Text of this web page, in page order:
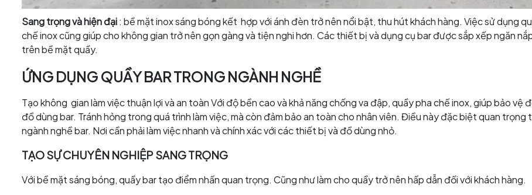
Sang trọng và hiện đại: bề mặt inox sáng bóng kết hợp với ánh đèn trở nên nổi bật, thu hút khách hàng. Việc sử dụng
chế inox cũng giúp cho không gian trở nên gọn gàng và tiện nghi hơn. Các thiết bị và dụng cụ bar được sắp xếp ngăn
trên bề mặt quầy.
ỨNG DỤNG QUẦY BAR TRONG NGÀNH NGHỀ
Tạo không gian làm việc thuận lợi và an toàn Với độ bền cao và khả năng chống va đập, quầy pha chế inox, giúp bảo vệ
đồ dùng bar. Tránh hỏng trong quá trình làm việc, mà còn đảm bảo an toàn cho nhân viên. Điều này đặc biệt quan trọng
ngành nghề bar. Nơi cần phải làm việc nhanh và chính xác với các thiết bị và đồ dùng nhỏ.
TẠO SỰ CHUYÊN NGHIỆP SANG TRỌNG
Với bề mặt sáng bóng, quầy bar tạo điểm nhấn quan trọng. Cũng như làm cho quầy trở nên hấp dẫn đối với khách hàng.